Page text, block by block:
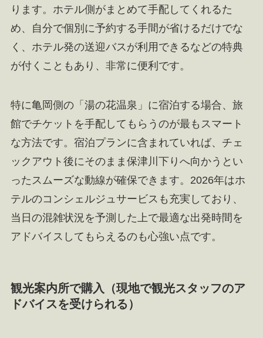
ります。ホテル側がまとめて手配してくれるた
め、自分で個別に予約する手間が省けるだけでな
く、ホテル発の送迎バスが利用できるなどの特典
が付くこともあり、非常に便利です。
特に亀岡側の「湯の花温泉」に宿泊する場合、旅
館でチケットを手配してもらうのが最もスマート
な方法です。宿泊プランに含まれていれば、チェ
ックアウト後にそのまま保津川下りへ向かうとい
ったスムーズな動線が確保できます。2026年はホ
テルのコンシェルジュサービスも充実しており、
当日の混雑状況を予測した上で最適な出発時間を
アドバイスしてもらえるのも心強い点です。
観光案内所で購入（現地で観光スタッフのア
ドバイスを受けられる）